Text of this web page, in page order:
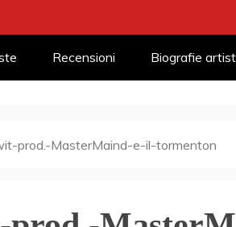
Recensioni Biografie
prod.-MasterMaind-e-il-tormenton